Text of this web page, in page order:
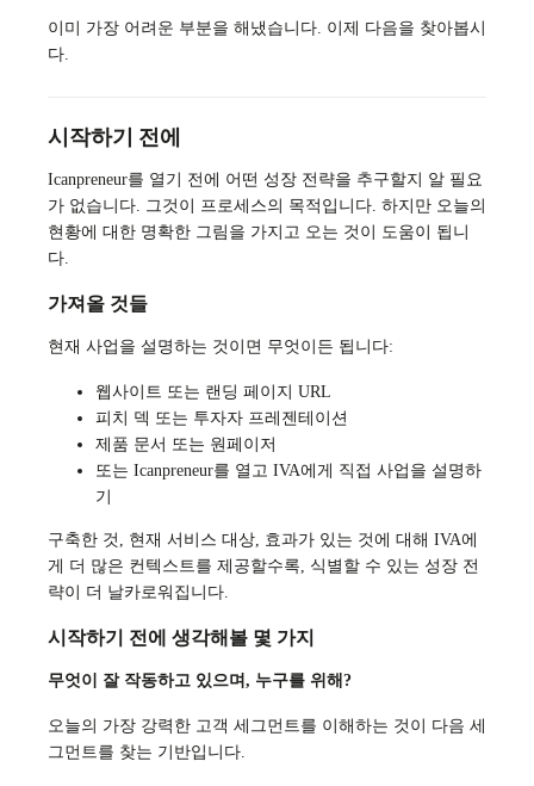
이미 가장 어려운 부분을 해냈습니다. 이제 다음을 찾아봅시
다.
시작하기 전에
Icanpreneur를 열기 전에 어떤 성장 전략을 추구할지 알 필요
가 없습니다. 그것이 프로세스의 목적입니다. 하지만 오늘의
현황에 대한 명확한 그림을 가지고 오는 것이 도움이 됩니
다.
가져올 것들
현재 사업을 설명하는 것이면 무엇이든 됩니다:
웹사이트 또는 랜딩 페이지 URL
피치 덱 또는 투자자 프레젠테이션
제품 문서 또는 원페이저
또는 Icanpreneur를 열고 IVA에게 직접 사업을 설명하
기
구축한 것, 현재 서비스 대상, 효과가 있는 것에 대해 IVA에
게 더 많은 컨텍스트를 제공할수록, 식별할 수 있는 성장 전
략이 더 날카로워집니다.
시작하기 전에 생각해볼 몇 가지
무엇이 잘 작동하고 있으며, 누구를 위해?
오늘의 가장 강력한 고객 세그먼트를 이해하는 것이 다음 세
그먼트를 찾는 기반입니다.